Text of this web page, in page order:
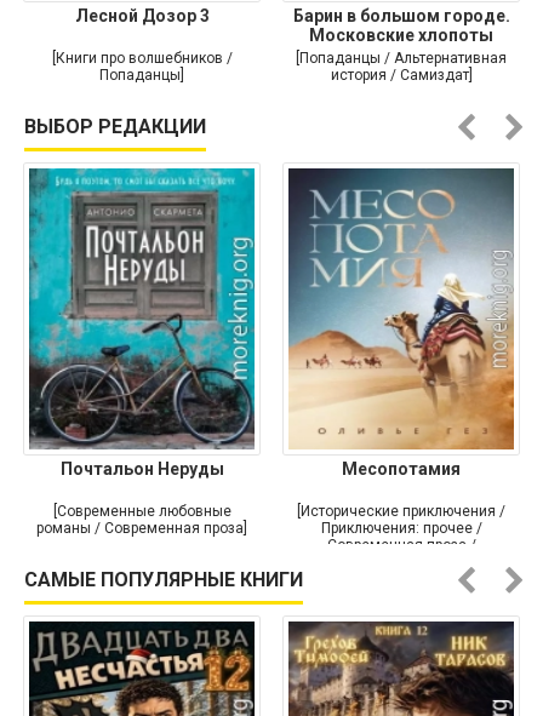
Лесной Дозор 3
[Книги про волшебников /
Попаданцы]
Барин в большом городе.
Московские хлопоты
[Попаданцы / Альтернативная
история / Самиздат]
ВЫБОР РЕДАКЦИИ
Почтальон Неруды
[Современные любовные
романы / Современная проза]
Месопотамия
[Исторические приключения /
Приключения: прочее /
Современная проза /
САМЫЕ ПОПУЛЯРНЫЕ КНИГИ